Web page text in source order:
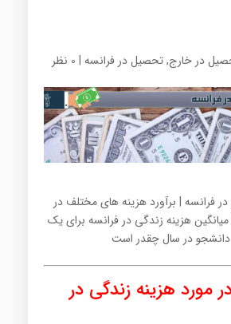
در خارج,تحصیل در فرانسه| 0 نظر
فرانسه | برآورد هزینه های مختلف در
هزینه زندگی در فرانسه برای یک
دانشجو در سال چقدر است
مورد هزینه زندگی در